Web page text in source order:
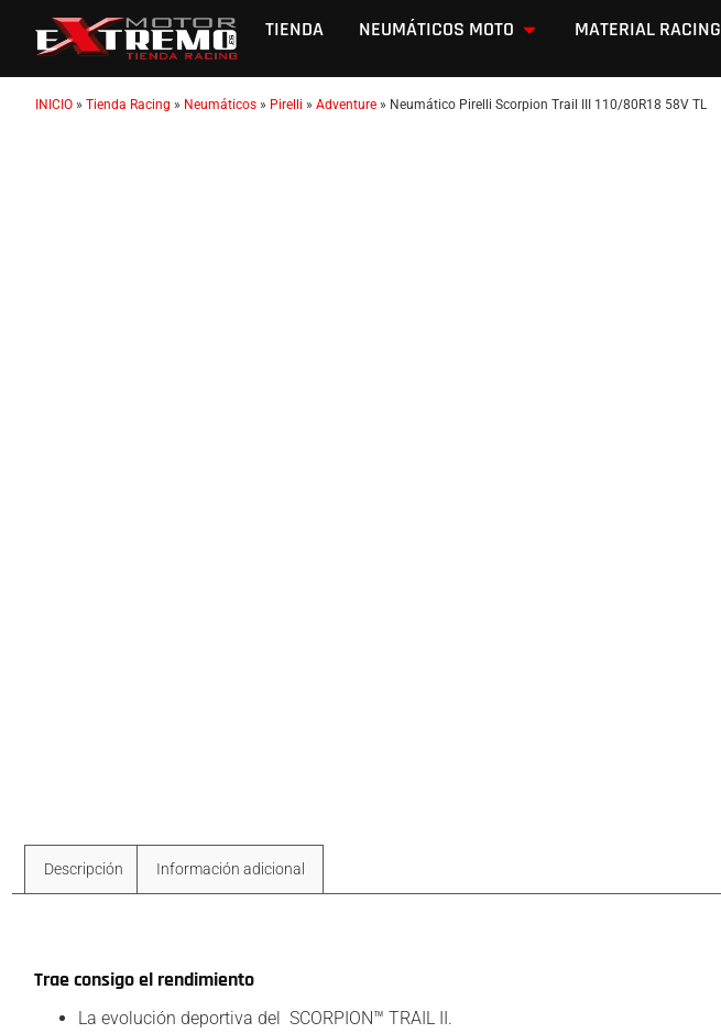
TIENDA NEUMÁTICOS MOTO MATERIAL RACING
INICIO » Tienda Racing » Neumáticos » Pirelli » Adventure » Neumático Pirelli Scorpion Trail III 110/80R18 58V TL
Descripción Información adicional
Trae consigo el rendimiento
La evolución deportiva del SCORPION™ TRAIL II.